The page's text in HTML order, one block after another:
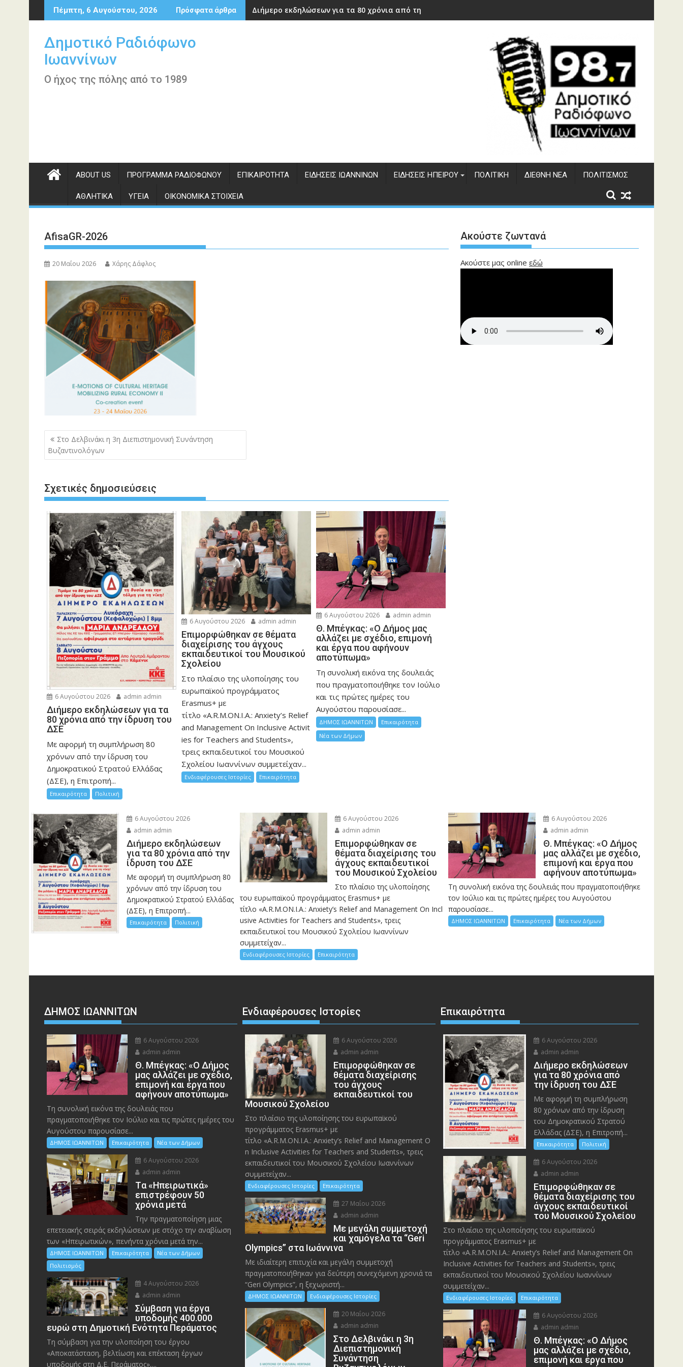
Περάστε
στο
Πέμπτη, 6 Αυγούστου, 2026 Πρόσφατα άρθρα Διήμερο εκδηλώσεων για τα 80 χρόνια από την ίδρυση του ΔΣΕ
Δημοτικό Ραδιόφωνο
Ιωαννίνων
Ο ήχος της πόλης από το 1989
ABOUT US ΠΡΌΓΡΑΜΜΑ ΡΑΔΙΟΦΏΝΟΥ ΕΠΙΚΑΙΡΌΤΗΤΑ ΕΙΔΉΣΕΙΣ ΙΩΑΝΝΊΝΩΝ ΕΙΔΉΣΕΙΣ ΗΠΕΊΡΟΥ ΠΟΛΙΤΙΚΉ ΔΙΕΘΝΉ ΝΈΑ ΠΟΛΙΤΙΣΜΌΣ
ΑΘΛΗΤΙΚΆ ΥΓΕΊΑ ΟΙΚΟΝΟΜΙΚΆ ΣΤΟΙΧΕΊΑ
AfisaGR-2026
20 Μαΐου 2026 Χάρης Δάφλος
Πλοήγηση
άρθρων
Στο Δελβινάκι η 3η Διεπιστημονική Συνάντηση
Βυζαντινολόγων
Σχετικές δημοσιεύσεις
6 Αυγούστου 2026 admin admin
Διήμερο εκδηλώσεων για τα
80 χρόνια από την ίδρυση του
ΔΣΕ
Με αφορμή τη συμπλήρωση 80
χρόνων από την ίδρυση του
Δημοκρατικού Στρατού Ελλάδας
(ΔΣΕ), η Επιτροπή...
Επικαιρότητα Πολιτική
6 Αυγούστου 2026 admin admin
Eπιμορφώθηκαν σε θέματα
διαχείρισης του άγχους
εκπαιδευτικοί του Μουσικού
Σχολείου
Στο πλαίσιο της υλοποίησης του
ευρωπαϊκού προγράμματος
Erasmus+ με
τίτλο «A.R.M.ON.I.A.: Anxiety’s Relief
and Management On Inclusive Activit
ies for Teachers and Students»,
τρεις εκπαιδευτικοί του Μουσικού
Σχολείου Ιωαννίνων συμμετείχαν...
Ενδιαφέρουσες Ιστορίες Επικαιρότητα
6 Αυγούστου 2026 admin admin
Θ. Μπέγκας: «Ο Δήμος μας
αλλάζει με σχέδιο, επιμονή
και έργα που αφήνουν
αποτύπωμα»
Τη συνολική εικόνα της δουλειάς
που πραγματοποιήθηκε τον Ιούλιο
και τις πρώτες ημέρες του
Αυγούστου παρουσίασε...
ΔΗΜΟΣ ΙΩΑΝΝΙΤΩΝ
Επικαιρότητα
Νέα των Δήμων
Ακούστε ζωντανά
Ακούστε μας online εδώ
6 Αυγούστου 2026
admin admin
Διήμερο εκδηλώσεων
για τα 80 χρόνια από την
ίδρυση του ΔΣΕ
Με αφορμή τη συμπλήρωση 80
χρόνων από την ίδρυση του
Δημοκρατικού Στρατού Ελλάδας
(ΔΣΕ), η Επιτροπή...
Επικαιρότητα Πολιτική
6 Αυγούστου 2026
admin admin
Eπιμορφώθηκαν σε
θέματα διαχείρισης του
άγχους εκπαιδευτικοί
του Μουσικού Σχολείου
Στο πλαίσιο της υλοποίησης
του ευρωπαϊκού προγράμματος Erasmus+ με
τίτλο «A.R.M.ON.I.A.: Anxiety’s Relief and Management On Incl
usive Activities for Teachers and Students», τρεις
εκπαιδευτικοί του Μουσικού Σχολείου Ιωαννίνων
συμμετείχαν...
Ενδιαφέρουσες Ιστορίες Επικαιρότητα
6 Αυγούστου 2026
admin admin
Θ. Μπέγκας: «Ο Δήμος
μας αλλάζει με σχέδιο,
επιμονή και έργα που
αφήνουν αποτύπωμα»
Τη συνολική εικόνα της δουλειάς που πραγματοποιήθηκε
τον Ιούλιο και τις πρώτες ημέρες του Αυγούστου
παρουσίασε...
ΔΗΜΟΣ ΙΩΑΝΝΙΤΩΝ Επικαιρότητα Νέα των Δήμων
ΔΗΜΟΣ ΙΩΑΝΝΙΤΩΝ
6 Αυγούστου 2026
admin admin
Θ. Μπέγκας: «Ο Δήμος
μας αλλάζει με σχέδιο,
επιμονή και έργα που
αφήνουν αποτύπωμα»
Τη συνολική εικόνα της δουλειάς που
πραγματοποιήθηκε τον Ιούλιο και τις πρώτες ημέρες του
Αυγούστου παρουσίασε...
ΔΗΜΟΣ ΙΩΑΝΝΙΤΩΝ Επικαιρότητα Νέα των Δήμων
6 Αυγούστου 2026
admin admin
Tα «Ηπειρωτικά»
επιστρέφουν 50
χρόνια μετά
Την πραγματοποίηση μιας
επετειακής σειράς εκδηλώσεων με στόχο την αναβίωση
των «Ηπειρωτικών», πενήντα χρόνια μετά την...
ΔΗΜΟΣ ΙΩΑΝΝΙΤΩΝ Επικαιρότητα
Νέα των Δήμων
Πολιτισμός
4 Αυγούστου 2026
admin admin
Σύμβαση για έργα
υποδομής 400.000
ευρώ στη Δημοτική Ενότητα Περάματος
Τη σύμβαση για την υλοποίηση του έργου
«Αποκατάσταση, βελτίωση και επέκταση έργων
υποδομής στη Δ.Ε. Περάματος»,...
Ενδιαφέρουσες Ιστορίες
6 Αυγούστου 2026
admin admin
Eπιμορφώθηκαν σε
θέματα διαχείρισης
του άγχους
εκπαιδευτικοί του
Μουσικού Σχολείου
Στο πλαίσιο της υλοποίησης του ευρωπαϊκού
προγράμματος Erasmus+ με
τίτλο «A.R.M.ON.I.A.: Anxiety’s Relief and Management O
n Inclusive Activities for Teachers and Students», τρεις
εκπαιδευτικοί του Μουσικού Σχολείου Ιωαννίνων
συμμετείχαν...
Ενδιαφέρουσες Ιστορίες Επικαιρότητα
27 Μαΐου 2026
admin admin
Με μεγάλη συμμετοχή
και χαμόγελα τα “Geri
Olympics” στα Ιωάννινα
Με ιδιαίτερη επιτυχία και μεγάλη συμμετοχή
πραγματοποιήθηκαν για δεύτερη συνεχόμενη χρονιά τα
“Geri Olympics”, η ξεχωριστή...
ΔΗΜΟΣ ΙΩΑΝΝΙΤΩΝ Ενδιαφέρουσες Ιστορίες
20 Μαΐου 2026
admin admin
Στο Δελβινάκι η 3η
Διεπιστημονική
Συνάντηση
Επικαιρότητα
6 Αυγούστου 2026
admin admin
Διήμερο εκδηλώσεων
για τα 80 χρόνια από
την ίδρυση του ΔΣΕ
Με αφορμή τη συμπλήρωση
80 χρόνων από την ίδρυση
του Δημοκρατικού Στρατού
Ελλάδας (ΔΣΕ), η Επιτροπή...
Επικαιρότητα Πολιτική
6 Αυγούστου 2026
admin admin
Eπιμορφώθηκαν σε
θέματα διαχείρισης του
άγχους εκπαιδευτικοί
του Μουσικού Σχολείου
Στο πλαίσιο της υλοποίησης του ευρωπαϊκού
προγράμματος Erasmus+ με
τίτλο «A.R.M.ON.I.A.: Anxiety’s Relief and Management On
Inclusive Activities for Teachers and Students», τρεις
εκπαιδευτικοί του Μουσικού Σχολείου Ιωαννίνων
συμμετείχαν...
Ενδιαφέρουσες Ιστορίες Επικαιρότητα
6 Αυγούστου 2026
admin admin
Θ. Μπέγκας: «Ο Δήμος
μας αλλάζει με σχέδιο,
επιμονή και έργα που